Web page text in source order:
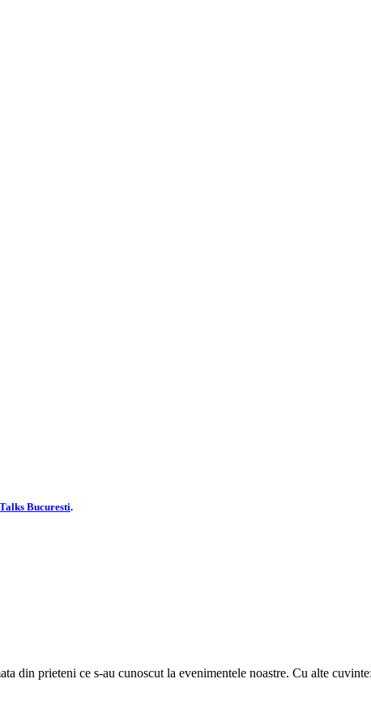
Bucuresti.
din prieteni ce s-au cunoscut la evenimentele noastre. Cu alte